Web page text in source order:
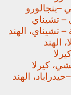
–بنجالورو
– تشيناي
– تشيناي، الهند
الهند
كيرلا
حيدراباد، الهند